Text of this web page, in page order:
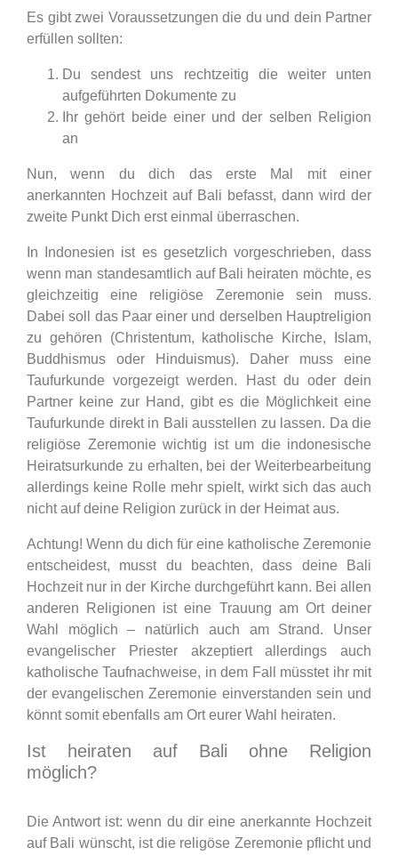
Es gibt zwei Voraussetzungen die du und dein Partner
erfüllen sollten:
Du sendest uns rechtzeitig die weiter unten
aufgeführten Dokumente zu
Ihr gehört beide einer und der selben Religion
an
Nun, wenn du dich das erste Mal mit einer
anerkannten Hochzeit auf Bali befasst, dann wird der
zweite Punkt Dich erst einmal überraschen.
In Indonesien ist es gesetzlich vorgeschrieben, dass
wenn man standesamtlich auf Bali heiraten möchte, es
gleichzeitig eine religiöse Zeremonie sein muss.
Dabei soll das Paar einer und derselben Hauptreligion
zu gehören (Christentum, katholische Kirche, Islam,
Buddhismus oder Hinduismus). Daher muss eine
Taufurkunde vorgezeigt werden. Hast du oder dein
Partner keine zur Hand, gibt es die Möglichkeit eine
Taufurkunde direkt in Bali ausstellen zu lassen. Da die
religiöse Zeremonie wichtig ist um die indonesische
Heiratsurkunde zu erhalten, bei der Weiterbearbeitung
allerdings keine Rolle mehr spielt, wirkt sich das auch
nicht auf deine Religion zurück in der Heimat aus.
Achtung! Wenn du dich für eine katholische Zeremonie
entscheidest, musst du beachten, dass deine Bali
Hochzeit nur in der Kirche durchgeführt kann. Bei allen
anderen Religionen ist eine Trauung am Ort deiner
Wahl möglich – natürlich auch am Strand. Unser
evangelischer Priester akzeptiert allerdings auch
katholische Taufnachweise, in dem Fall müsstet ihr mit
der evangelischen Zeremonie einverstanden sein und
könnt somit ebenfalls am Ort eurer Wahl heiraten.
Ist heiraten auf Bali ohne Religion
möglich?
Die Antwort ist: wenn du dir eine anerkannte Hochzeit
auf Bali wünscht, ist die religöse Zeremonie pflicht und